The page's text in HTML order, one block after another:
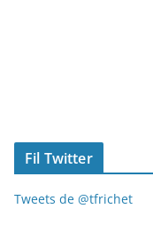
Fil Twitter
Tweets de @tfrichet